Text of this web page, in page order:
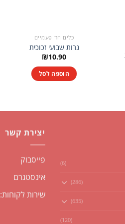
כלים חד פעמיים
נרות שבועי זכוכית
₪10.90
הוספה לסל
(6)
(286)
(635)
(120)
יצירת קשר
פייסבוק
אינסטגרם
שירות לקוחות: 03-614-7973